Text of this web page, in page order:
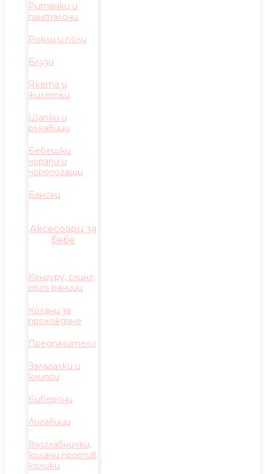
Ританки и
панталони
Рокли и поли
Блузи
Якета и
жилетки
Шапки и
ръкавици
Бебешки
чорапи и
чоропогащи
Бански
Аксесоари за
бебе
Кенгуру, слинг,
ерго раници
Колани за
прохождане
Предпазители
Залъгалки и
клипси
Биберони
Лигавици
Възглавнички,
колани против
колики